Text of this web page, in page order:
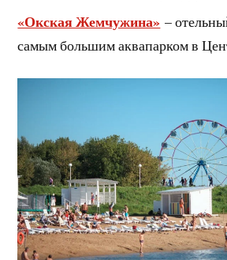
«Окская Жемчужина» –
самым большим аквапарком в